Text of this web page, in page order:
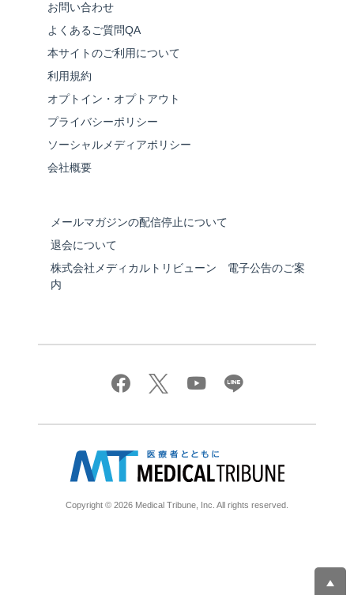
お問い合わせ
よくあるご質問QA
本サイトのご利用について
利用規約
オプトイン・オプトアウト
プライバシーポリシー
ソーシャルメディアポリシー
会社概要
メールマガジンの配信停止について
退会について
株式会社メディカルトリビューン 電子公告のご案
内
Copyright © 2026 Medical Tribune, Inc. All rights reserved.